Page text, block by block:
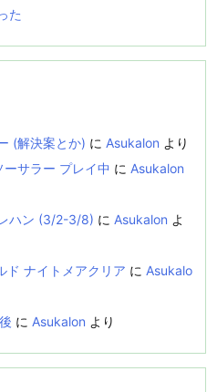
た
(解決案とか) に Asukalon より
サラー プレイ中 に Asukalon
ハン (3/2-3/8) に Asukalon よ
ド ナイトメアクリア に Asukalo
に Asukalon より